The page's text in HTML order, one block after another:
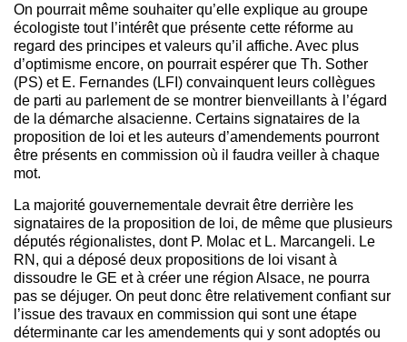
On pourrait même souhaiter qu’elle explique au groupe
écologiste tout l’intérêt que présente cette réforme au
regard des principes et valeurs qu’il affiche. Avec plus
d’optimisme encore, on pourrait espérer que Th. Sother
(PS) et E. Fernandes (LFI) convainquent leurs collègues
de parti au parlement de se montrer bienveillants à l’égard
de la démarche alsacienne. Certains signataires de la
proposition de loi et les auteurs d’amendements pourront
être présents en commission où il faudra veiller à chaque
mot.
La majorité gouvernementale devrait être derrière les
signataires de la proposition de loi, de même que plusieurs
députés régionalistes, dont P. Molac et L. Marcangeli. Le
RN, qui a déposé deux propositions de loi visant à
dissoudre le GE et à créer une région Alsace, ne pourra
pas se déjuger. On peut donc être relativement confiant sur
l’issue des travaux en commission qui sont une étape
déterminante car les amendements qui y sont adoptés ou